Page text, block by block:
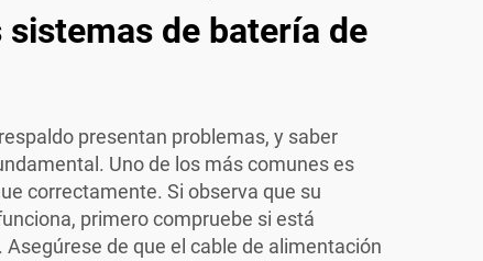
de batería de
presentan problemas, y saber
Uno de los más comunes es
correctamente. Si observa que su
primero compruebe si está
de que el cable de alimentación